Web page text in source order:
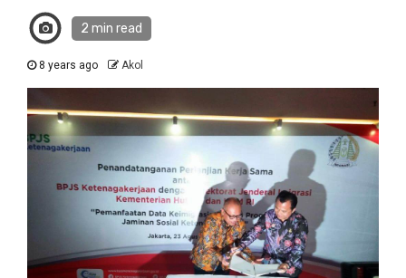
2 min read
8 years ago Akol